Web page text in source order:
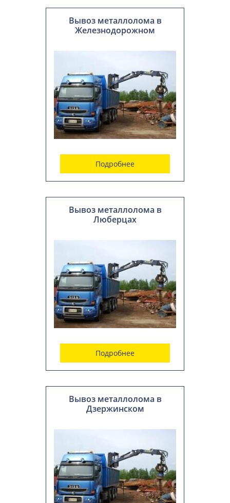
Вывоз металлолома в
Железнодорожном
Подробнее
Вывоз металлолома в
Люберцах
Подробнее
Вывоз металлолома в
Дзержинском